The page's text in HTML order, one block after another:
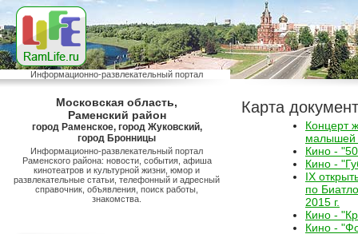
Информационно-развлекательный портал
Московская область,
Раменский район
город Раменское, город Жуковский,
город Бронницы
Информационно-развлекательный портал
Раменского района: новости, события, афиша
кинотеатров и культурной жизни, юмор и
развлекательные статьи, телефонный и адресный
справочник, объявления, поиск работы,
знакомства.
Карта
Концерт
малышей
Кино -
Кино -
IX
по
2015 г.
Кино -
Кино -